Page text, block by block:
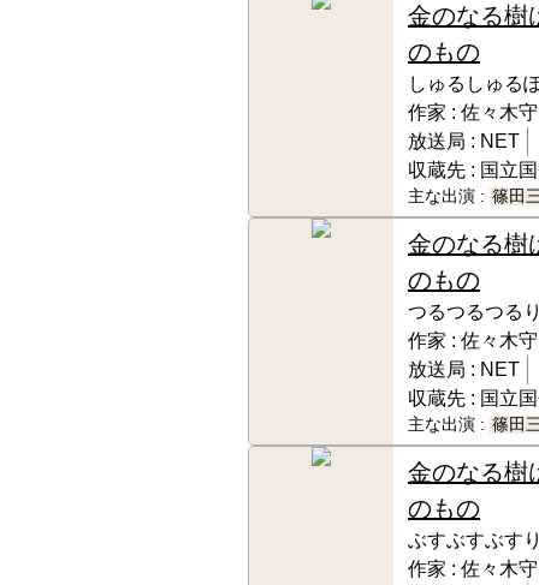
金のなる樹
のもの
しゅるしゅる
作家 : 佐々木守
放送局 : NET
収蔵先 : 国立
主な出演 : 篠田
金のなる樹
のもの
つるつるつる
作家 : 佐々木守
放送局 : NET
収蔵先 : 国立
主な出演 : 篠田
金のなる樹
のもの
ぶすぶすぶす
作家 : 佐々木守